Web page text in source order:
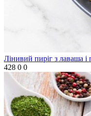
Лінивий пиріг з лаваша
428 0 0